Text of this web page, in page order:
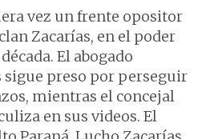
vez un frente opositor
Zacarías, en el poder
El abogado
sigue preso por perseguir
mientras el concejal
en sus videos. El